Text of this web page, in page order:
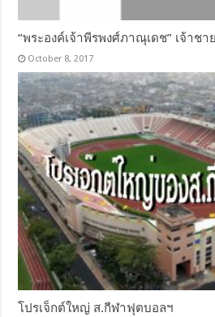
“พระองค์เจ้าพีรพงศ์ภาณุเดช” เจ้าช
October 8, 2017
โปรเจ็กต์ใหญ่ ส.กีฬาฟุตบอลฯ